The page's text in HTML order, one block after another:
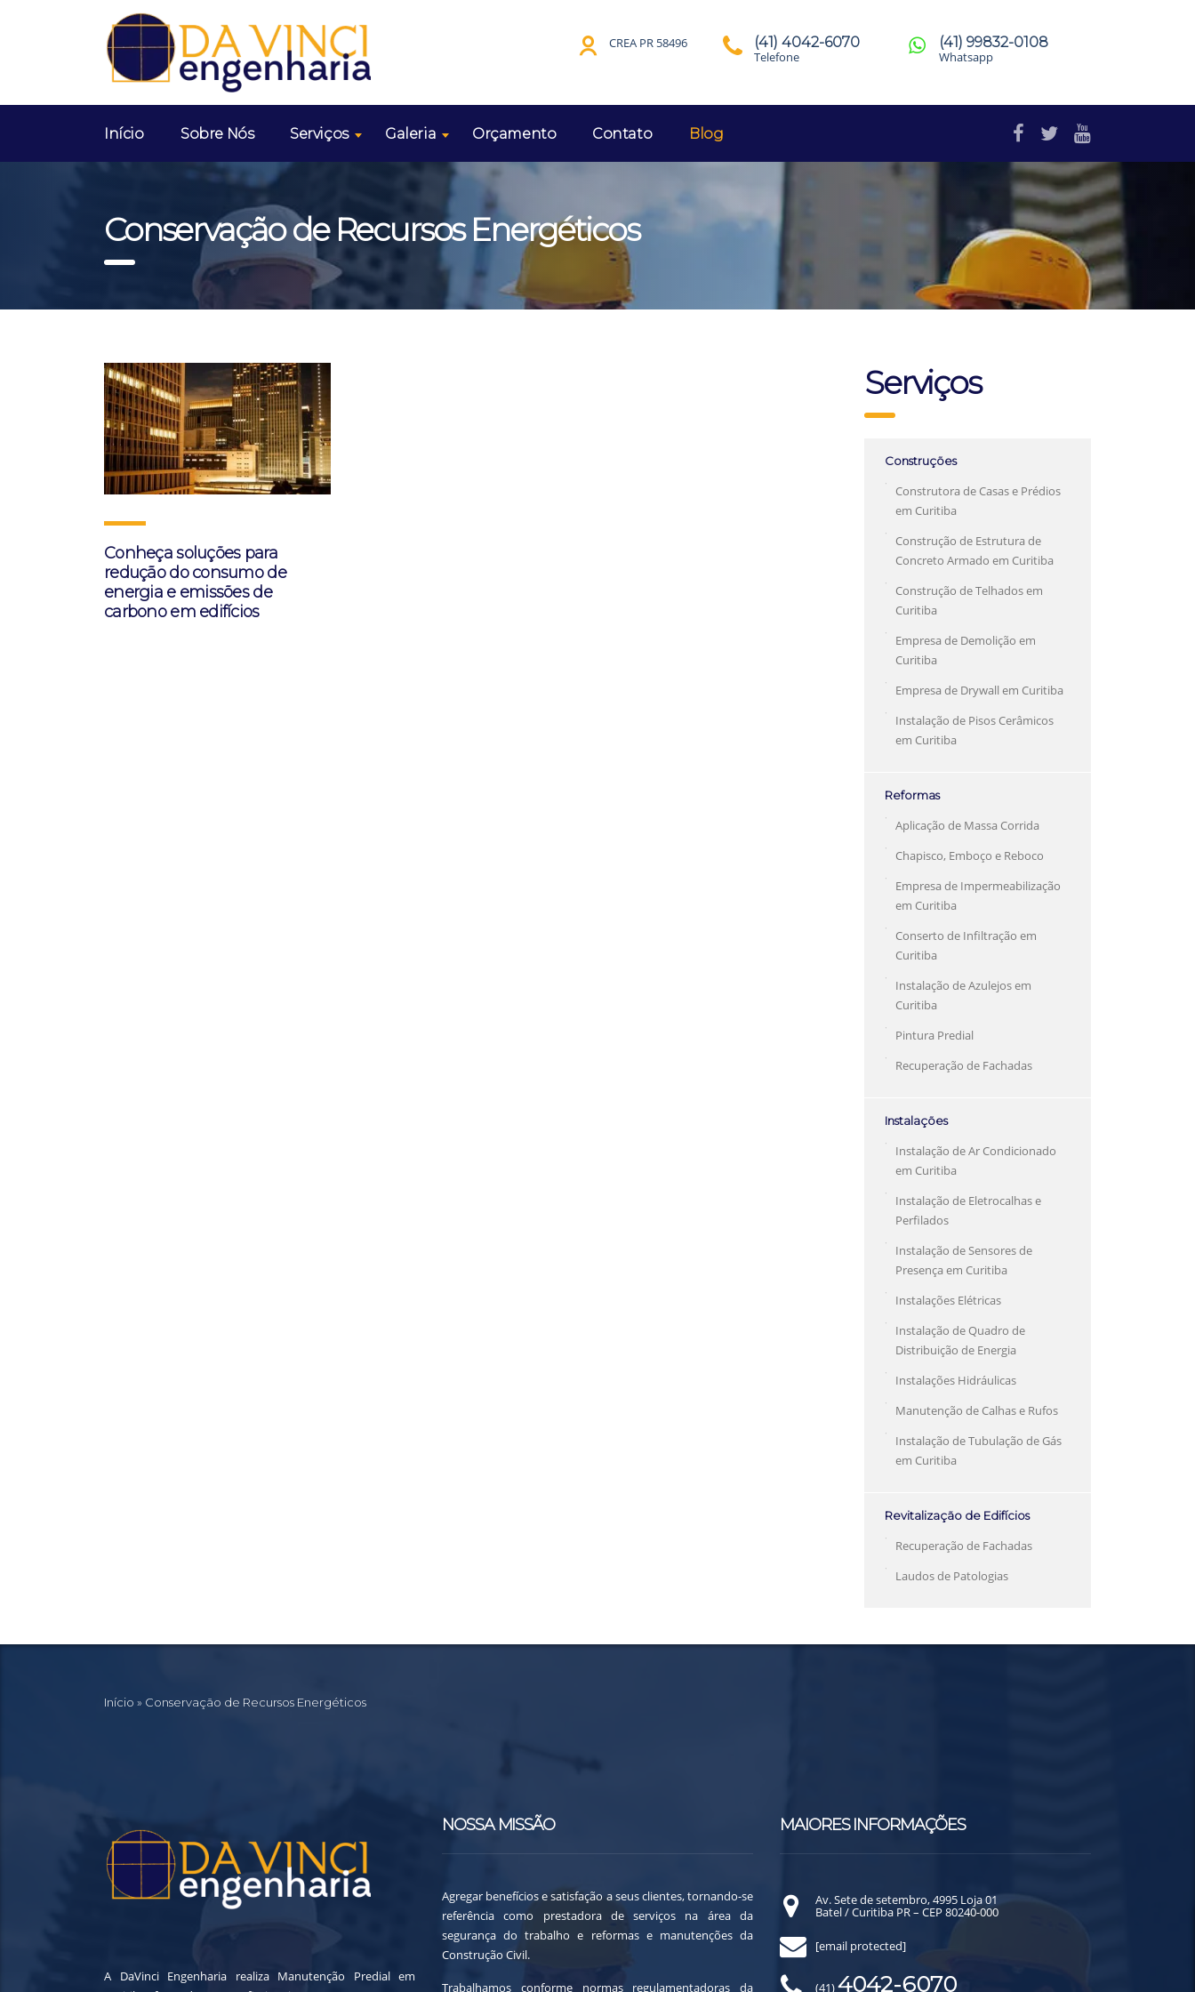
(41) 99832-0108
Whatsapp
(41) 4042-6070
Telefone
CREA PR 58496
Início Sobre Nós Serviços Galeria Orçamento Contato Blog
Conservação de Recursos Energéticos
Conheça soluções para
redução do consumo de
energia e emissões de
carbono em edifícios
Serviços
Construções
Construtora de Casas e Prédios
em Curitiba
Construção de Estrutura de
Concreto Armado em Curitiba
Construção de Telhados em
Curitiba
Empresa de Demolição em
Curitiba
Empresa de Drywall em Curitiba
Instalação de Pisos Cerâmicos
em Curitiba
Reformas
Aplicação de Massa Corrida
Chapisco, Emboço e Reboco
Empresa de Impermeabilização
em Curitiba
Conserto de Infiltração em
Curitiba
Instalação de Azulejos em
Curitiba
Pintura Predial
Recuperação de Fachadas
Instalações
Instalação de Ar Condicionado
em Curitiba
Instalação de Eletrocalhas e
Perfilados
Instalação de Sensores de
Presença em Curitiba
Instalações Elétricas
Instalação de Quadro de
Distribuição de Energia
Instalações Hidráulicas
Manutenção de Calhas e Rufos
Instalação de Tubulação de Gás
em Curitiba
Revitalização de Edifícios
Recuperação de Fachadas
Laudos de Patologias
Início » Conservação de Recursos Energéticos
A DaVinci Engenharia realiza Manutenção Predial em
NOSSA MISSÃO
Agregar benefícios e satisfação a seus clientes, tornando-se
referência como prestadora de serviços na área da
segurança do trabalho e reformas e manutenções da
Construção Civil.
Trabalhamos conforme normas regulamentadoras da
MAIORES INFORMAÇÕES
Av. Sete de setembro, 4995 Loja 01
Batel / Curitiba PR – CEP 80240-000
[email protected]
(41)4042-6070